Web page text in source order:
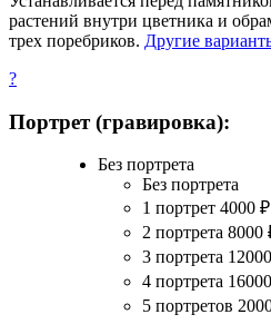
растений внутри цветника и
трех поребриков. Другие
?
Портрет (гравировка):
Без портрета
Без портрета
1 портрет 4000 ₽
2 портрета 8000
3 портрета 12000
4 портрета 16000
5 портретов